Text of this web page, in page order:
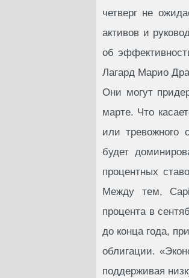
четверг не
активов и
об
Лагард Марио
Они могут
марте. Что
или тревожного
будет
процентных
Между тем,
процента в
до конца года,
облигации.
поддерживая